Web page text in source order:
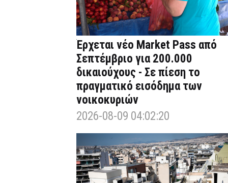
Έρχεται νέο Market Pass από
Σεπτέμβριο για 200.000
δικαιούχους - Σε πίεση το
πραγματικό εισόδημα των
νοικοκυριών
2026-08-09 04:02:20